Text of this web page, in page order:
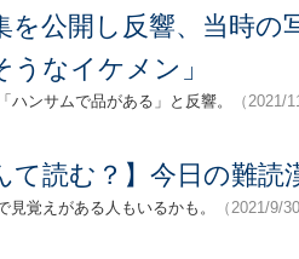
を公開し反響、当時の
なイケメン」
ハンサムで品がある」と反響。 （2021/
て読む？】今日の難読
見覚えがある人もいるかも。 （2021/9/30